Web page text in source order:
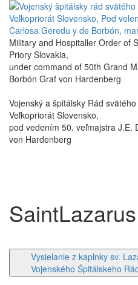
Military and Hospitaller Order of
Priory Slovakia,
under command of 50th Grand
Borbón Graf von Hardenberg
Vojenský a špitálsky Rád
Veľkopriorát Slovensko,
pod vedením 50. veľmajstra J.E.
von Hardenberg
SaintLazarus
Vysielanie z kaplnky sv.
Vojenského Śpitálskeho